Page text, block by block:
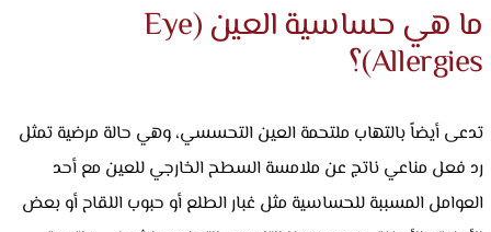
ما هي حساسية العين (Eye
Allergies)؟
تدعى أيضاً بالتهاب ملتحمة العين التحسسي، وهي حالة مرضية تمثل
رد فعل مناعي ناتج عن ملامسة السطح الخارجي للعين مع أحد
العوامل المسببة للحساسية مثل غبار الطلع أو حبوب اللقاح أو بعض